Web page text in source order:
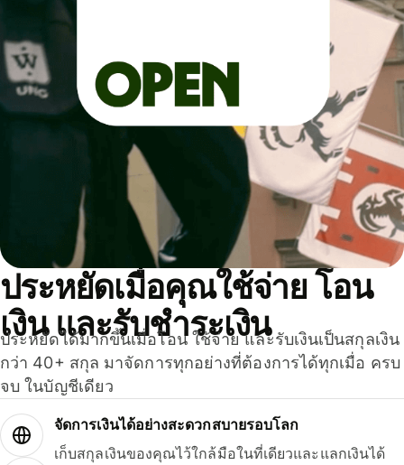
ประหยัดเมื่อคุณใช้จ่าย โอน
เงิน และรับชำระเงิน
ประหยัดได้มากขึ้นเมื่อโอน ใช้จ่าย และรับเงินเป็นสกุลเงิน
กว่า 40+ สกุล มาจัดการทุกอย่างที่ต้องการได้ทุกเมื่อ ครบ
จบ ในบัญชีเดียว
จัดการเงินได้อย่างสะดวกสบายรอบโลก
เก็บสกุลเงินของคุณไว้ใกล้มือในที่เดียวและแลกเงินได้